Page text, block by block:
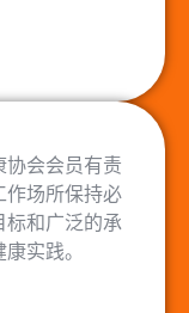
协会会员有责
作场所保持必
标和广泛的承
实践。